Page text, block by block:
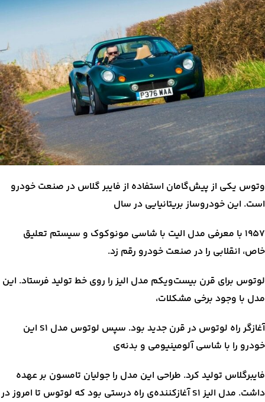
وتوس یکی از پیش‌گامان استفاده از فایبر گلاس در صنعت خودرو
است. این خودروساز بریتانیایی در سال
۱۹۵۷ با معرفی مدل الیت با شاسی مونوکوک و سیستم تعلیق
خاص، انقلابی را در صنعت خودرو رقم زد.
لوتوس برای قرن بیست‌ویکم مدل الیز را روی خط تولید فرستاد. این
مدل با وجود برخی مشکلات،
آغازگر راه لوتوس در قرن جدید بود. سپس لوتوس مدل S1 این
خودرو را با شاسی آلومینیومی و بدنه‌ی
فایبرگلاس تولید کرد. طراحی این مدل را جولیان تامسون بر عهده
داشت. مدل الیز S1 آغازکننده‌ی راه درستی بود که لوتوس تا امروز در